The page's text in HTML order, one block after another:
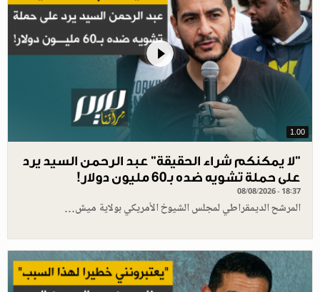
1.00
"لا يمكنكم شراء الحقيقة" عبد الرحمن السيد يرد
على حملة تشويه ضده بـ60 مليون دولار!
08/08/2026 - 18:37
المرشح الديمقراطي لمجلس الشيوخ الأمريكي بولاية ميش…